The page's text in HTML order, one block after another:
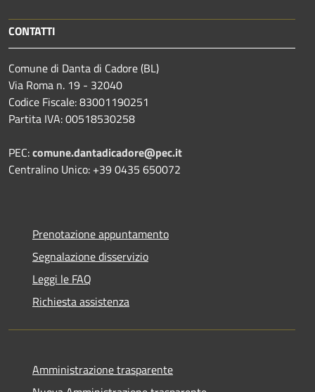
CONTATTI
Comune di Danta di Cadore (BL)
Via Roma n. 19 - 32040
Codice Fiscale: 83001190251
Partita IVA: 00518530258
PEC:comune.dantadicadore@pec.it
Centralino Unico: +39 0435 650072
Prenotazione appuntamento
Segnalazione disservizio
Leggi le FAQ
Richiesta assistenza
Amministrazione trasparente